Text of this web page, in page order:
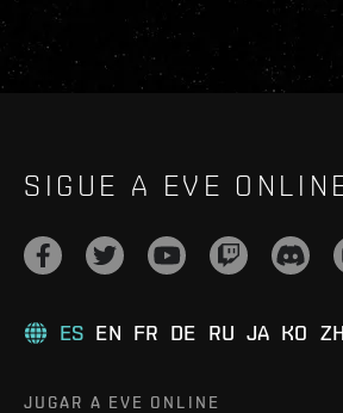
SIGUE A EVE
ES EN FR DE RU JA KO ZH
JUGAR A EVE ONLINE